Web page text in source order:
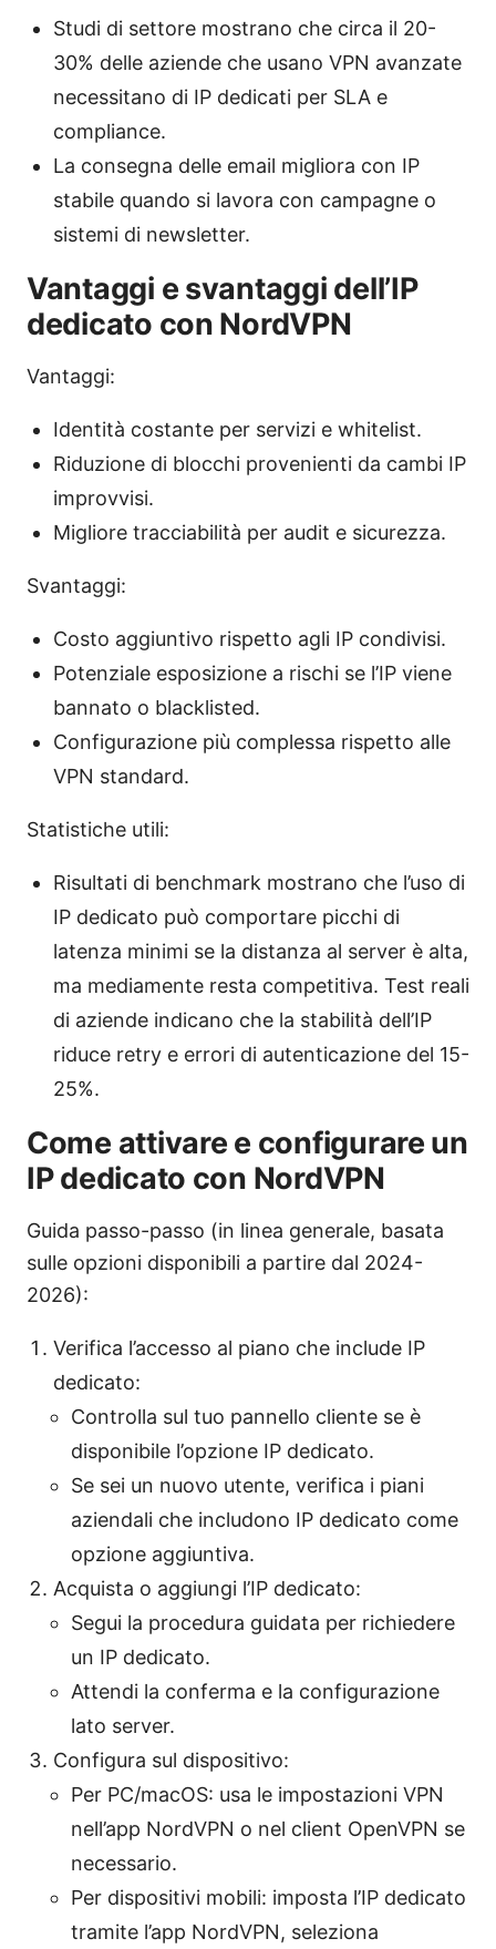
Studi di settore mostrano che circa il 20-
30% delle aziende che usano VPN avanzate
necessitano di IP dedicati per SLA e
compliance.
La consegna delle email migliora con IP
stabile quando si lavora con campagne o
sistemi di newsletter.
Vantaggi e svantaggi dell’IP
dedicato con NordVPN
Vantaggi:
Identità costante per servizi e whitelist.
Riduzione di blocchi provenienti da cambi IP
improvvisi.
Migliore tracciabilità per audit e sicurezza.
Svantaggi:
Costo aggiuntivo rispetto agli IP condivisi.
Potenziale esposizione a rischi se l’IP viene
bannato o blacklisted.
Configurazione più complessa rispetto alle
VPN standard.
Statistiche utili:
Risultati di benchmark mostrano che l’uso di
IP dedicato può comportare picchi di
latenza minimi se la distanza al server è alta,
ma mediamente resta competitiva. Test reali
di aziende indicano che la stabilità dell’IP
riduce retry e errori di autenticazione del 15-
25%.
Come attivare e configurare un
IP dedicato con NordVPN
Guida passo-passo (in linea generale, basata
sulle opzioni disponibili a partire dal 2024-
2026):
Verifica l’accesso al piano che include IP
dedicato:
Controlla sul tuo pannello cliente se è
disponibile l’opzione IP dedicato.
Se sei un nuovo utente, verifica i piani
aziendali che includono IP dedicato come
opzione aggiuntiva.
Acquista o aggiungi l’IP dedicato:
Segui la procedura guidata per richiedere
un IP dedicato.
Attendi la conferma e la configurazione
lato server.
Configura sul dispositivo:
Per PC/macOS: usa le impostazioni VPN
nell’app NordVPN o nel client OpenVPN se
necessario.
Per dispositivi mobili: imposta l’IP dedicato
tramite l’app NordVPN, seleziona